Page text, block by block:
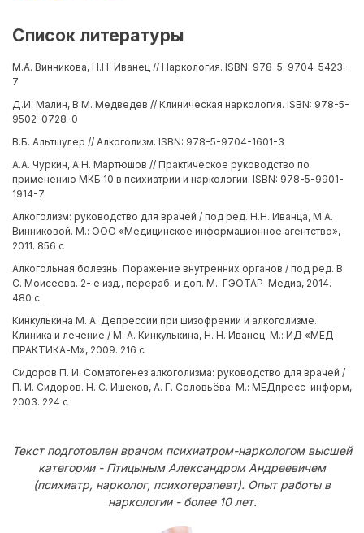
Список литературы
М.А. Винникова, Н.Н. Иванец // Наркология. ISBN: 978-5-9704-5423-
7
Д.И. Малин, В.М. Медведев // Клиническая наркология. ISBN: 978-5-
9502-0728-0
В.Б. Альтшулер // Алкоголизм. ISBN: 978-5-9704-1601-3
А.А. Чуркин, А.Н. Мартюшов // Практическое руководство по
применению МКБ 10 в психиатрии и наркологии. ISBN: 978-5-9901-
1914-7
Алкоголизм: руководство для врачей / под ред. Н.Н. Иванца, М.А.
Винниковой. М.: ООО «Медицинское информационное агентство»,
2011. 856 с
Алкогольная болезнь. Поражение внутренних органов / под ред. В.
С. Моисеева. 2- е изд., перераб. и доп. М.: ГЭОТАР-Медиа, 2014.
480 с.
Кинкулькина М. А. Депрессии при шизофрении и алкоголизме.
Клиника и лечение / М. А. Кинкулькина, Н. Н. Иванец. М.: ИД «МЕД-
ПРАКТИКА-М», 2009. 216 с
Сидоров П. И. Соматогенез алкоголизма: руководство для врачей /
П. И. Сидоров. Н. С. Ишеков, А. Г. Соловьёва. М.: МЕДпресс-информ,
2003. 224 с
Текст подготовлен врачом психиатром-наркологом высшей
категории - Птицыным Александром Андреевичем
(психиатр, нарколог, психотерапевт). Опыт работы в
наркологии - более 10 лет.